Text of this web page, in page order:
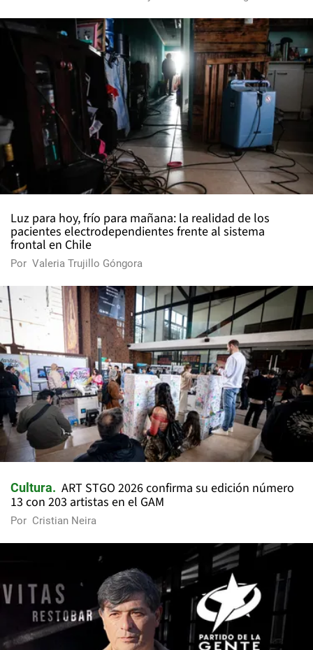
Luz para hoy, frío para mañana: la realidad de los
pacientes electrodependientes frente al sistema
frontal en Chile
Por Valeria Trujillo Góngora
Cultura
ART STGO 2026 confirma su edición número
13 con 203 artistas en el GAM
Por Cristian Neira